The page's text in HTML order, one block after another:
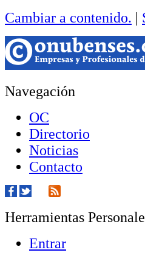
Cambiar a contenido. |
Navegación
OC
Directorio
Noticias
Contacto
Herramientas
Entrar